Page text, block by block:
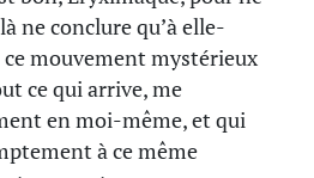
ne conclure qu’à elle-
mouvement mystérieux
ce qui arrive, me
en moi-même, et qui
à ce même